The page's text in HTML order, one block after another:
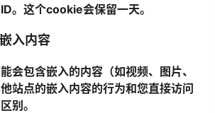
。这个cookie会保留一天。
入内容
会包含嵌入的内容（如视频、图片、
站点的嵌入内容的行为和您直接访问
别。